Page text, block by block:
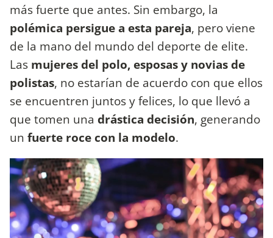
más fuerte que antes. Sin embargo, la
polémica persigue a esta pareja, pero viene
de la mano del mundo del deporte de elite.
Las mujeres del polo, esposas y novias de
polistas, no estarían de acuerdo con que ellos
se encuentren juntos y felices, lo que llevó a
que tomen una drástica decisión, generando
un fuerte roce con la modelo.